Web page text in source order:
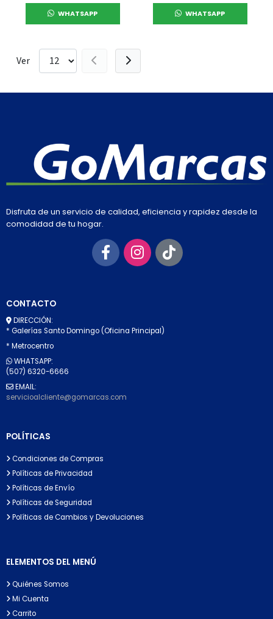
WHATSAPP WHATSAPP
Ver
Disfruta de un servicio de calidad, eficiencia y rapidez desde la
comodidad de tu hogar.
CONTACTO
DIRECCIÓN:
* Galerías Santo Domingo (Oficina Principal)
* Metrocentro
WHATSAPP:
(507) 6320-6666
EMAIL:
servicioalcliente@gomarcas.com
POLÍTICAS
Condiciones de Compras
Políticas de Privacidad
Políticas de Envío
Políticas de Seguridad
Políticas de Cambios y Devoluciones
ELEMENTOS DEL MENÚ
Quiénes Somos
Mi Cuenta
Carrito